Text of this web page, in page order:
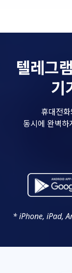
텔레그
기
휴대전
동시에 완벽
* iPhone, iPad,